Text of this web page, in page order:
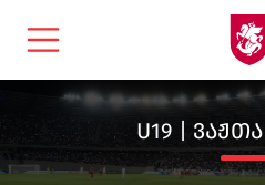
U19 |